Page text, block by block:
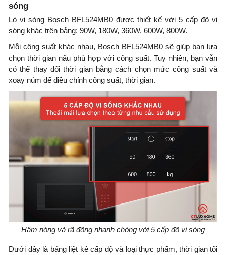
sóng
Lò vi sóng Bosch BFL524MB0 được thiết kế với 5 cấp độ vi
sóng khác trên bảng: 90W, 180W, 360W, 600W, 800W.
Mỗi công suất khác nhau, Bosch BFL524MB0 sẽ giúp bạn lựa
chọn thời gian nấu phù hợp với công suất. Tuy nhiên, bạn vẫn
có thể thay đổi thời gian bằng cách chọn mức công suất và
xoay núm để điều chỉnh công suất, thời gian.
Hâm nóng và rã đông nhanh chóng với 5 cấp độ vi sóng
Dưới đây là bảng liệt kê cấp độ và loại thực phẩm, thời gian tối